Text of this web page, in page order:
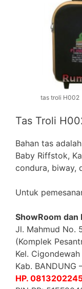
tas troli H002
Tas Troli
Bahan tas
Baby Riffstok,
condura, biway,
Untuk
ShowRoom dan
Jl. Mahmud No.
(Komplek
Kel.
Kab. BANDUNG
HP.